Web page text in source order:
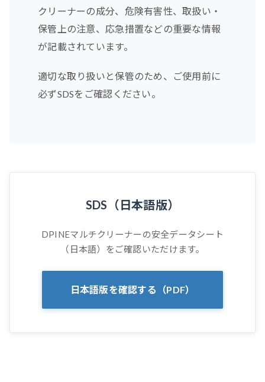
クリーナーの成分、危険有害性、取扱い・
保管上の注意、応急措置などの重要な情報
が記載されています。
適切な取り扱いと保管のため、ご使用前に
必ずSDSをご確認ください。
SDS（日本語版）
DPINEマルチクリーナーの安全データシート
（日本語）をご確認いただけます。
日本語版を確認する（PDF）